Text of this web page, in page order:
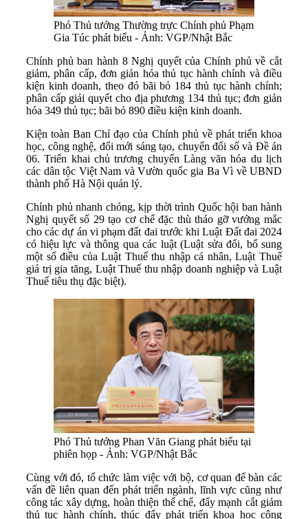
Phó Thủ tướng Thường trực Chính phủ Phạm
Gia Túc phát biểu - Ảnh: VGP/Nhật Bắc
Chính phủ ban hành 8 Nghị quyết của Chính phủ về cắt
giảm, phân cấp, đơn giản hóa thủ tục hành chính và điều
kiện kinh doanh, theo đó bãi bỏ 184 thủ tục hành chính;
phân cấp giải quyết cho địa phương 134 thủ tục; đơn giản
hóa 349 thủ tục; bãi bỏ 890 điều kiện kinh doanh.
Kiện toàn Ban Chỉ đạo của Chính phủ về phát triển khoa
học, công nghệ, đổi mới sáng tạo, chuyển đổi số và Đề án
06. Triển khai chủ trương chuyển Làng văn hóa du lịch
các dân tộc Việt Nam và Vườn quốc gia Ba Vì về UBND
thành phố Hà Nội quản lý.
Chính phủ nhanh chóng, kịp thời trình Quốc hội ban hành
Nghị quyết số 29 tạo cơ chế đặc thù tháo gỡ vướng mắc
cho các dự án vi phạm đất đai trước khi Luật Đất đai 2024
có hiệu lực và thông qua các luật (Luật sửa đổi, bổ sung
một số điều của Luật Thuế thu nhập cá nhân, Luật Thuế
giá trị gia tăng, Luật Thuế thu nhập doanh nghiệp và Luật
Thuế tiêu thụ đặc biệt).
Phó Thủ tướng Phan Văn Giang phát biểu tại
phiên họp - Ảnh: VGP/Nhật Bắc
Cùng với đó, tổ chức làm việc với bộ, cơ quan để bàn các
vấn đề liên quan đến phát triển ngành, lĩnh vực cũng như
công tác xây dựng, hoàn thiện thể chế, đẩy mạnh cắt giảm
thủ tục hành chính, thúc đẩy phát triển khoa học công